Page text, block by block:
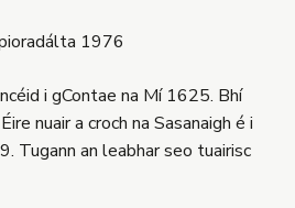
1976
i gContae na Mí 1625. Bhí
nuair a croch na Sasanaigh é i
Tugann an leabhar seo tuairisc